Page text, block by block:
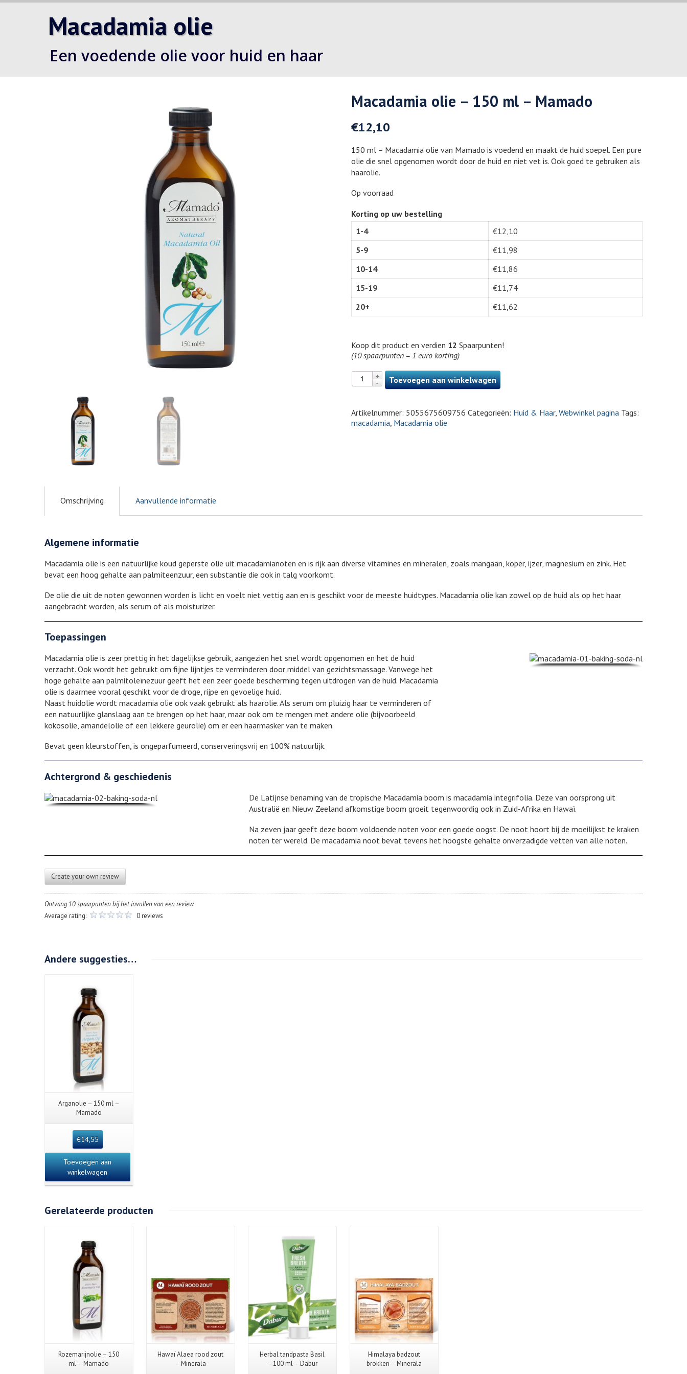
Macadamia olie
Een voedende olie voor huid en haar
Macadamia olie – 150 ml – Mamado
€12,10
150 ml – Macadamia olie van Mamado is voedend en maakt de huid soepel. Een pure
olie die snel opgenomen wordt door de huid en niet vet is. Ook goed te gebruiken als
haarolie.
Op voorraad
Korting op uw bestelling
1-4
€12,10
5-9
€11,98
10-14
€11,86
15-19
€11,74
20+
€11,62
Koop dit product en verdien 12 Spaarpunten!
(10 spaarpunten = 1 euro korting)
Toevoegen aan winkelwagen
Artikelnummer: 5055675609756 Categorieën: Huid & Haar, Webwinkel pagina Tags:
macadamia, Macadamia olie
Omschrijving Aanvullende informatie
Algemene informatie
Macadamia olie is een natuurlijke koud geperste olie uit macadamianoten en is rijk aan diverse vitamines en mineralen, zoals mangaan, koper, ijzer, magnesium en zink. Het
bevat een hoog gehalte aan palmiteenzuur, een substantie die ook in talg voorkomt.
De olie die uit de noten gewonnen worden is licht en voelt niet vettig aan en is geschikt voor de meeste huidtypes. Macadamia olie kan zowel op de huid als op het haar
aangebracht worden, als serum of als moisturizer.
Toepassingen
Macadamia olie is zeer prettig in het dagelijkse gebruik, aangezien het snel wordt opgenomen en het de huid
verzacht. Ook wordt het gebruikt om fijne lijntjes te verminderen door middel van gezichtsmassage. Vanwege het
hoge gehalte aan palmitoleïnezuur geeft het een zeer goede bescherming tegen uitdrogen van de huid. Macadamia
olie is daarmee vooral geschikt voor de droge, rijpe en gevoelige huid.
Naast huidolie wordt macadamia olie ook vaak gebruikt als haarolie. Als serum om pluizig haar te verminderen of
een natuurlijke glanslaag aan te brengen op het haar, maar ook om te mengen met andere olie (bijvoorbeeld
kokosolie, amandelolie of een lekkere geurolie) om er een haarmasker van te maken.
Bevat geen kleurstoffen, is ongeparfumeerd, conserveringsvrij en 100% natuurlijk.
Achtergrond & geschiedenis
De Latijnse benaming van de tropische Macadamia boom is macadamia integrifolia. Deze van oorsprong uit
Australië en Nieuw Zeeland afkomstige boom groeit tegenwoordig ook in Zuid-Afrika en Hawaï.
Na zeven jaar geeft deze boom voldoende noten voor een goede oogst. De noot hoort bij de moeilijkst te kraken
noten ter wereld. De macadamia noot bevat tevens het hoogste gehalte onverzadigde vetten van alle noten.
Create your own review
Ontvang 10 spaarpunten bij het invullen van een review
Average rating:
0 reviews
Andere suggesties…
Arganolie – 150 ml –
Mamado
€14,55
Toevoegen aan
winkelwagen
Gerelateerde producten
Rozemarijnolie – 150
ml – Mamado
Hawaï Alaea rood zout
– Minerala
Herbal tandpasta Basil
– 100 ml – Dabur
Himalaya badzout
brokken – Minerala